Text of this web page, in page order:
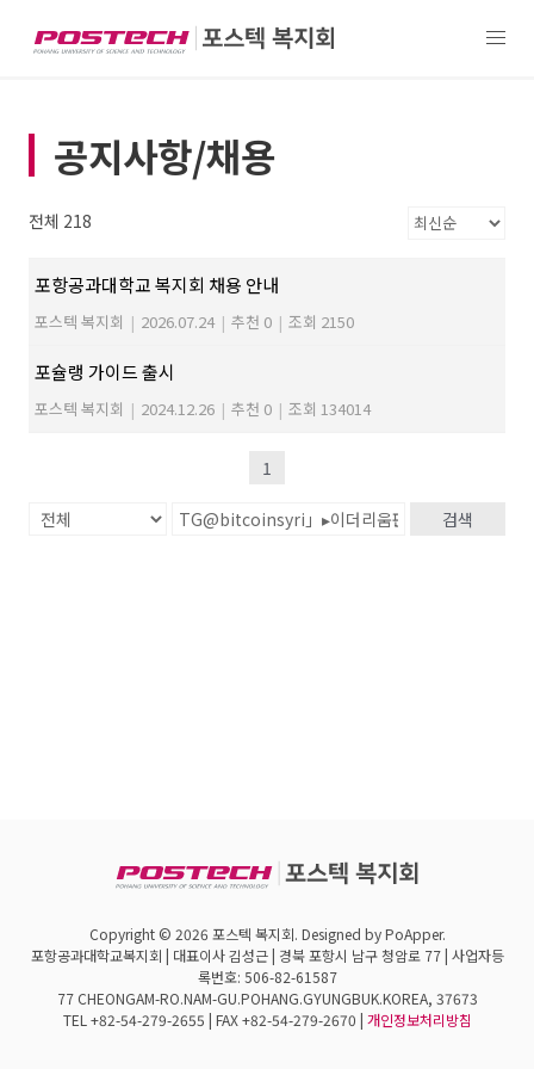
공지사항/채용
전체 218
포항공과대학교 복지회 채용 안내
포스텍 복지회 | 2026.07.24 | 추천 0 | 조회 2150
포슐랭 가이드 출시
포스텍 복지회 | 2024.12.26 | 추천 0 | 조회 134014
1
검색
Copyright © 2026 포스텍 복지회. Designed by PoApper.
포항공과대학교복지회 | 대표이사 김성근 | 경북 포항시 남구 청암로 77 | 사업자등
록번호: 506-82-61587
77 CHEONGAM-RO.NAM-GU.POHANG.GYUNGBUK.KOREA, 37673
TEL +82-54-279-2655 | FAX +82-54-279-2670 | 개인정보처리방침